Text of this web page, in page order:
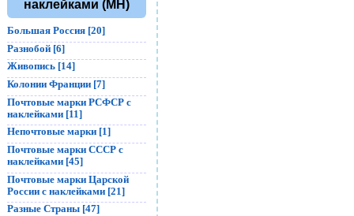
наклейками (MH)
Большая Россия [20]
Разнобой [6]
Живопись [14]
Колонии Франции [7]
Почтовые марки РСФСР с
наклейками [11]
Непочтовые марки [1]
Почтовые марки СССР с
наклейками [45]
Почтовые марки Царской
России с наклейками [21]
Разные Страны [47]